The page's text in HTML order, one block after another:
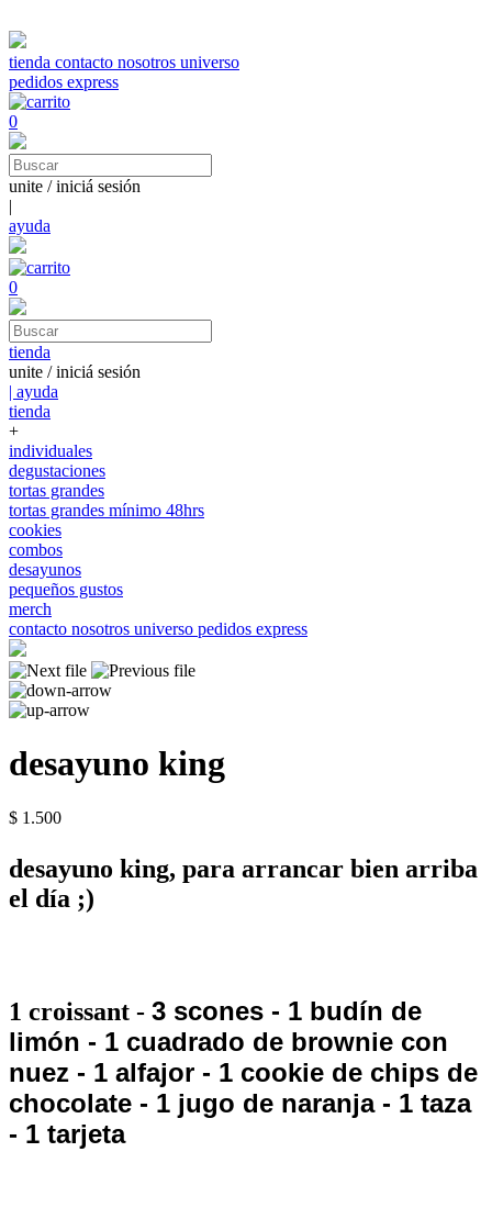
tienda contacto nosotros universo
pedidos express
0
unite / iniciá sesión
|
ayuda
0
tienda
unite / iniciá sesión
| ayuda
tienda
+
individuales
degustaciones
tortas grandes
tortas grandes mínimo 48hrs
cookies
combos
desayunos
pequeños gustos
merch
contacto nosotros universo pedidos express
desayuno king
$ 1.500
desayuno king, para arrancar bien arriba
el día ;)
1 croissant - 3 scones - 1 budín de
limón - 1 cuadrado de brownie con
nuez - 1 alfajor - 1 cookie de chips de
chocolate - 1 jugo de naranja - 1 taza
- 1 tarjeta